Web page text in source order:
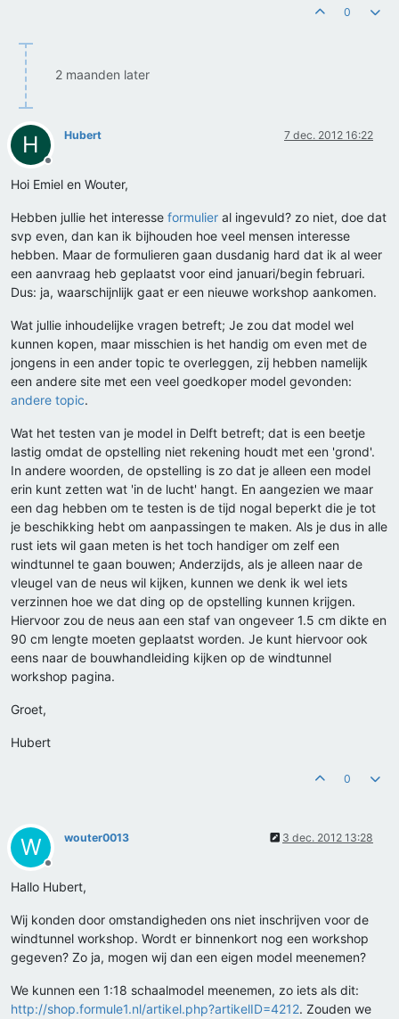
0
2 maanden later
H
Offline
Hubert 7 dec. 2012 16:22
Hoi Emiel en Wouter,
Hebben jullie het interesse formulier al ingevuld? zo niet, doe dat
svp even, dan kan ik bijhouden hoe veel mensen interesse
hebben. Maar de formulieren gaan dusdanig hard dat ik al weer
een aanvraag heb geplaatst voor eind januari/begin februari.
Dus: ja, waarschijnlijk gaat er een nieuwe workshop aankomen.
Wat jullie inhoudelijke vragen betreft; Je zou dat model wel
kunnen kopen, maar misschien is het handig om even met de
jongens in een ander topic te overleggen, zij hebben namelijk
een andere site met een veel goedkoper model gevonden:
andere topic.
Wat het testen van je model in Delft betreft; dat is een beetje
lastig omdat de opstelling niet rekening houdt met een 'grond'.
In andere woorden, de opstelling is zo dat je alleen een model
erin kunt zetten wat 'in de lucht' hangt. En aangezien we maar
een dag hebben om te testen is de tijd nogal beperkt die je tot
je beschikking hebt om aanpassingen te maken. Als je dus in alle
rust iets wil gaan meten is het toch handiger om zelf een
windtunnel te gaan bouwen; Anderzijds, als je alleen naar de
vleugel van de neus wil kijken, kunnen we denk ik wel iets
verzinnen hoe we dat ding op de opstelling kunnen krijgen.
Hiervoor zou de neus aan een staf van ongeveer 1.5 cm dikte en
90 cm lengte moeten geplaatst worden. Je kunt hiervoor ook
eens naar de bouwhandleiding kijken op de windtunnel
workshop pagina.
Groet,
Hubert
0
W
Offline
wouter0013 3 dec. 2012 13:28
Hallo Hubert,
Wij konden door omstandigheden ons niet inschrijven voor de
windtunnel workshop. Wordt er binnenkort nog een workshop
gegeven? Zo ja, mogen wij dan een eigen model meenemen?
We kunnen een 1:18 schaalmodel meenemen, zo iets als dit:
http://shop.formule1.nl/artikel.php?artikelID=4212. Zouden we